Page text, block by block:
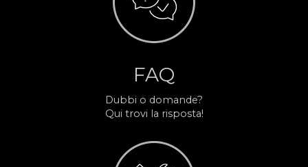
FAQ
Dubbi o domande?
Qui trovi la risposta!